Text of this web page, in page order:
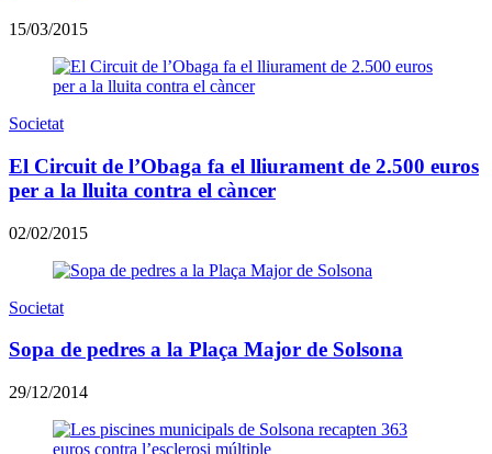
15/03/2015
Societat
El Circuit de l’Obaga fa el lliurament de 2.500 euros
per a la lluita contra el càncer
02/02/2015
Societat
Sopa de pedres a la Plaça Major de Solsona
29/12/2014